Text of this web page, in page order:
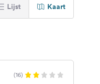
Lijst Kaart
(16)